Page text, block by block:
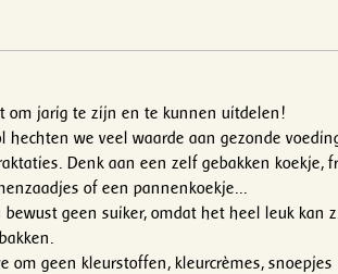
om jarig te zijn en te kunnen uitdelen!
hechten we veel waarde aan gezonde
Denk aan een zelf gebakken koekje,
of een pannenkoekje...
bewust geen suiker, omdat het heel leuk kan
om geen kleurstoffen, kleurcrèmes,